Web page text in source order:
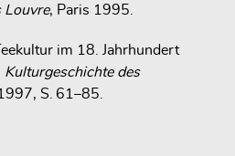
Louvre, Paris 1995.
im 18. Jahrhundert
Kulturgeschichte des
S. 61–85.
und Körperordnung im 18. Jahrhundert
ausgewählter Begriffe um 1750